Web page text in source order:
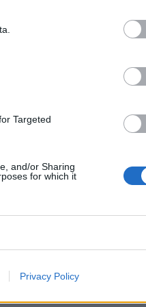
Targeted
and/or Sharing
for which it
Privacy Policy
as refeições incluídas, ou
adicionais, mas nada como
a Margem Sul volta a ter
outros, tem também o
ou na respetivarede